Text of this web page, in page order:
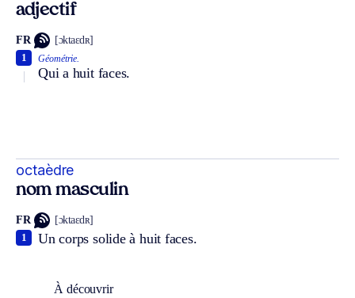
adjectif
FR [ɔktaɛdʀ]
Géométrie.
Qui a huit faces.
1
octaèdre
nom masculin
FR [ɔktaɛdʀ]
Un corps solide à huit faces.
1
À découvrir